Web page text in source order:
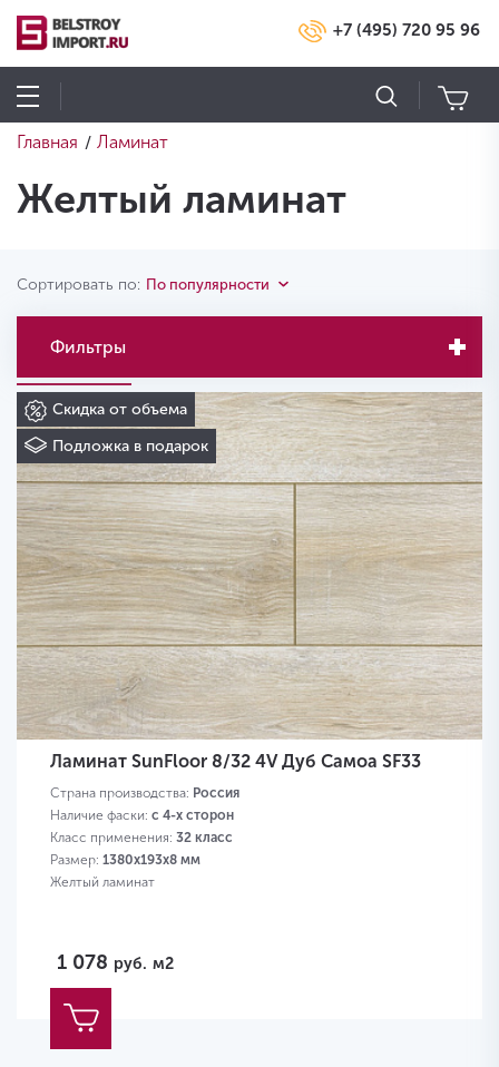
+7 (495) 720 95 96
Главная / Ламинат
Желтый ламинат
Сортировать по: По популярности
Фильтры
Скидка от объема
Подложка в подарок
Ламинат SunFloor 8/32 4V Дуб Самоа SF33
Страна производства: Россия
Наличие фаски: с 4-х сторон
Класс применения: 32 класс
Размер: 1380х193х8 мм
Желтый ламинат
1 078 руб. м2